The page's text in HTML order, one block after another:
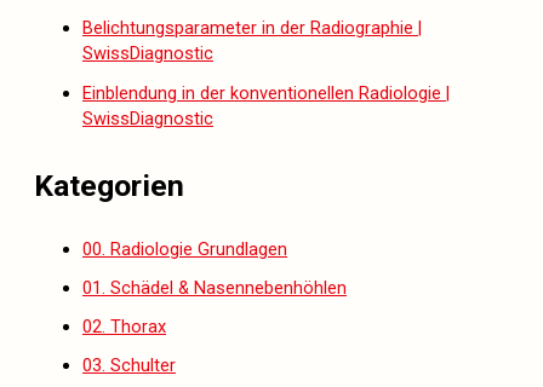
Belichtungsparameter in der Radiographie |
SwissDiagnostic
Einblendung in der konventionellen Radiologie |
SwissDiagnostic
Kategorien
00. Radiologie Grundlagen
01. Schädel & Nasennebenhöhlen
02. Thorax
03. Schulter